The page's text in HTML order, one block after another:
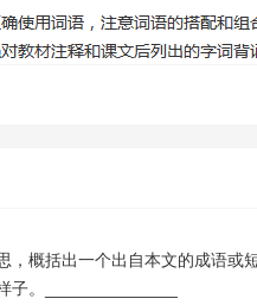
，概括出一个出自本文的成语或
。______________